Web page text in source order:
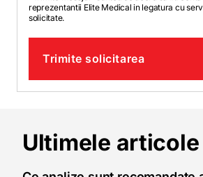
reprezentantii Elite Medical in legatura cu
solicitate.
Trimite solicitarea
Ultimele articole